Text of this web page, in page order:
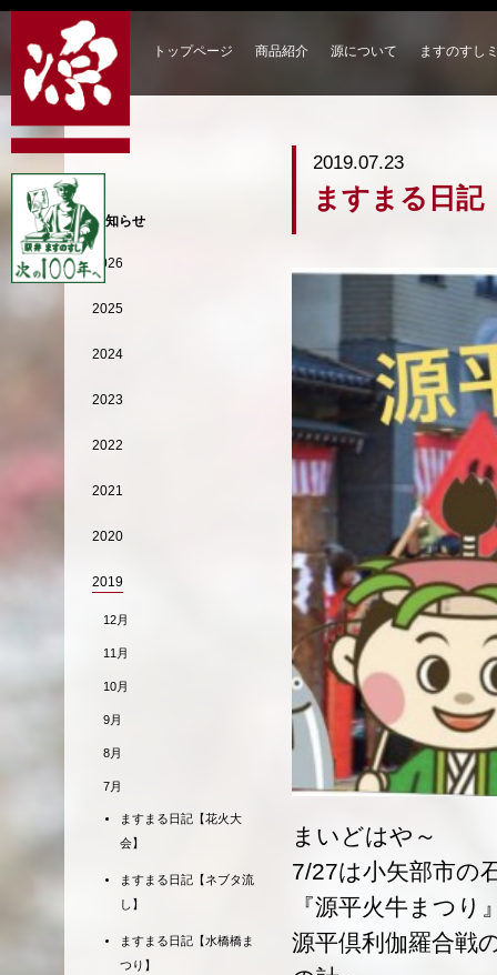
トップページ 商品紹介 源について ますのすし
2019.07.23
ますまる日記
まいどはや～
7/27は小矢部市の
『源平火牛まつ
源平倶利伽羅合戦
お知らせ
2026
2025
2024
2023
2022
2021
2020
2019
12月
11月
10月
9月
8月
7月
ますまる日記【花火大
会】
ますまる日記【ネブタ流
し】
ますまる日記【水橋橋ま
つり】